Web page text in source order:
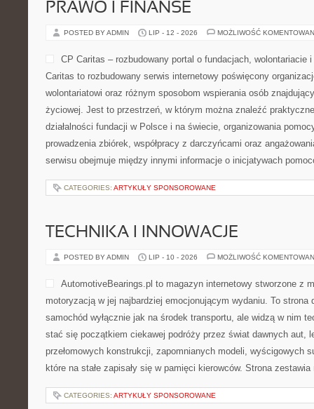
PRAWO I FINANSE
POSTED BY ADMIN LIP - 12 - 2026 MOŻLIWOŚĆ
CP Caritas – rozbudowany portal o fundacjach, wolontariacie
Caritas to rozbudowany serwis internetowy poświęcony
wolontariatowi oraz różnym sposobom wspierania osób
życiowej. Jest to przestrzeń, w którym można znaleźć
działalności fundacji w Polsce i na świecie, organizowania
prowadzenia zbiórek, współpracy z darczyńcami oraz
serwisu obejmuje między innymi informacje o inicjatywach
CATEGORIES: ARTYKUŁY SPONSOROWANE
TECHNIKA I INNOWACJE
POSTED BY ADMIN LIP - 10 - 2026 MOŻLIWOŚĆ
AutomotiveBearings.pl to magazyn internetowy stworzone z
motoryzacją w jej najbardziej emocjonującym wydaniu. To
samochód wyłącznie jak na środek transportu, ale widzą w nim
stać się początkiem ciekawej podróży przez świat dawnych aut,
przełomowych konstrukcji, zapomnianych modeli, wyścigowych
które na stałe zapisały się w pamięci kierowców. Strona
CATEGORIES: ARTYKUŁY SPONSOROWANE